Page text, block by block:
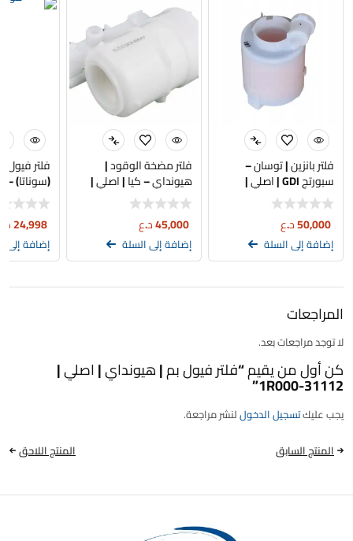
فلتر بانزين | توسان –
سبورتج GDI | اصلي |
31112-1W000
50,000د.ع
إضافة إلى السلة
فلتر مضخة الوقود |
هيونداي – كيا | اصلي |
31112-C1100
45,000د.ع
إضافة إلى السلة
فلتر فيول
(سوناتا) –
تجاري | 31112-C2500
24,998
إضافة إلى
المراجعات
لا توجد مراجعات بعد.
كن أول من يقيم “فلتر فيول بم | هيونداي | اصلي |
31112-1R000”
يجب عليكتسجيل الدخوللنشر مراجعة.
المنتج السابق
المنتج اللاحق